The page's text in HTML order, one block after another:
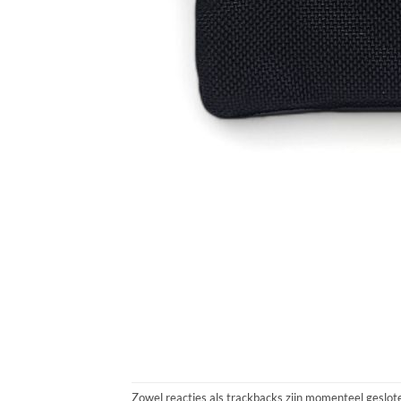
Zowel reacties als trackbacks zijn momenteel